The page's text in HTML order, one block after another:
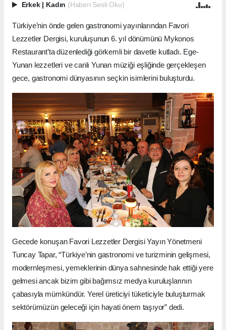
Erkek Kadın (Haberi Sesli Oku)
Türkiye’nin önde gelen gastronomi yayınlarından Favori
Lezzetler Dergisi, kuruluşunun 6. yıl dönümünü Mykonos
Restaurant’ta düzenlediği görkemli bir davetle kutladı. Ege-
Yunan lezzetleri ve canlı Yunan müziği eşliğinde gerçekleşen
gece, gastronomi dünyasının seçkin isimlerini buluşturdu.
Gecede konuşan Favori Lezzetler Dergisi Yayın Yönetmeni
Tuncay Tapar, “Türkiye’nin gastronomi ve turizminin gelişmesi,
modernleşmesi, yemeklerinin dünya sahnesinde hak ettiği yere
gelmesi ancak bizim gibi bağımsız medya kuruluşlarının
çabasıyla mümkündür. Yerel üreticiyi tüketiciyle buluşturmak
sektörümüzün geleceği için hayati önem taşıyor” dedi.